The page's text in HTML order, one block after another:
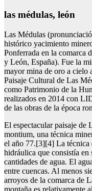
las médulas, león
Las Médulas
histórico yacimiento
Ponferrada en la comarca
y León, España). Fue la
mayor mina de oro a cielo
Paisaje Cultural de Las
como Patrimonio de la
realizados en 2014 con
de las obras de la época
El espectacular paisaje de
montium, una técnica
el año 77.[3][4] La técnica
hidráulica que consistía en
cantidades de agua. El
entre cuencas. Al menos
arroyos de la comarca de
montaña es relativamente